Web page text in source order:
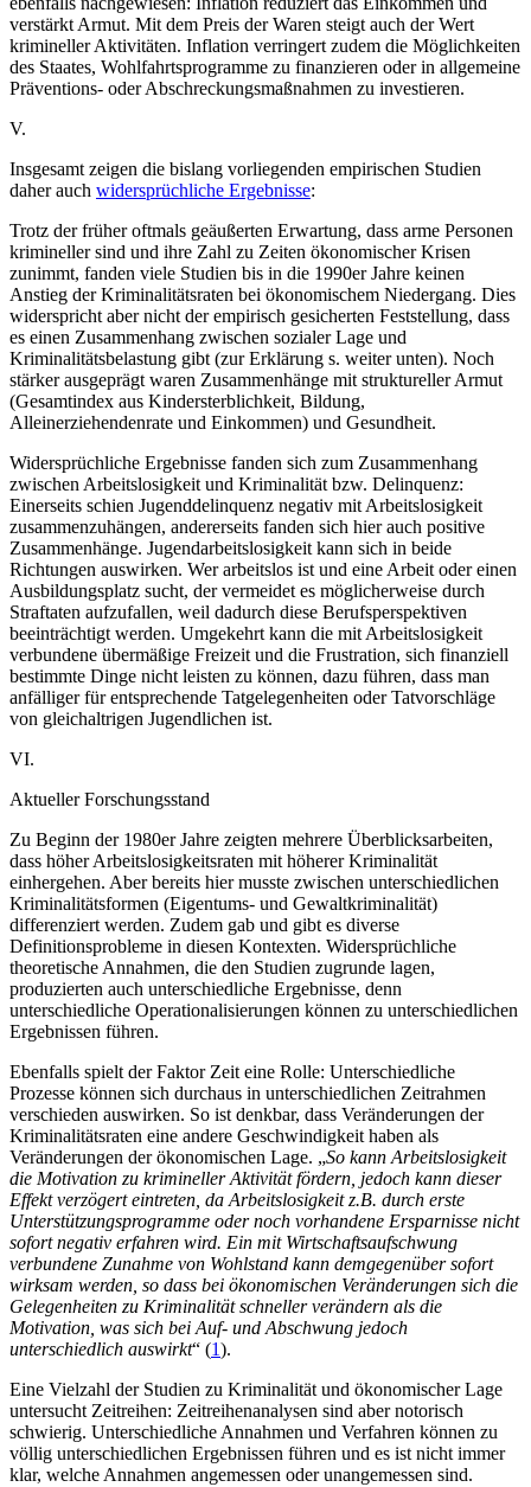
verstärkt Armut. Mit dem Preis der Waren steigt auch der Wert
krimineller Aktivitäten. Inflation verringert zudem die Möglichkeiten
des Staates, Wohlfahrtsprogramme zu finanzieren oder in allgemeine
Präventions- oder Abschreckungsmaßnahmen zu investieren.
V.
Insgesamt zeigen die bislang vorliegenden empirischen Studien
daher auch widersprüchliche Ergebnisse:
Trotz der früher oftmals geäußerten Erwartung, dass arme Personen
krimineller sind und ihre Zahl zu Zeiten ökonomischer Krisen
zunimmt, fanden viele Studien bis in die 1990er Jahre keinen
Anstieg der Kriminalitätsraten bei ökonomischem Niedergang. Dies
widerspricht aber nicht der empirisch gesicherten Feststellung, dass
es einen Zusammenhang zwischen sozialer Lage und
Kriminalitätsbelastung gibt (zur Erklärung s. weiter unten). Noch
stärker ausgeprägt waren Zusammenhänge mit struktureller Armut
(Gesamtindex aus Kindersterblichkeit, Bildung,
Alleinerziehendenrate und Einkommen) und Gesundheit.
Widersprüchliche Ergebnisse fanden sich zum Zusammenhang
zwischen Arbeitslosigkeit und Kriminalität bzw. Delinquenz:
Einerseits schien Jugenddelinquenz negativ mit Arbeitslosigkeit
zusammenzuhängen, andererseits fanden sich hier auch positive
Zusammenhänge. Jugendarbeitslosigkeit kann sich in beide
Richtungen auswirken. Wer arbeitslos ist und eine Arbeit oder einen
Ausbildungsplatz sucht, der vermeidet es möglicherweise durch
Straftaten aufzufallen, weil dadurch diese Berufsperspektiven
beeinträchtigt werden. Umgekehrt kann die mit Arbeitslosigkeit
verbundene übermäßige Freizeit und die Frustration, sich finanziell
bestimmte Dinge nicht leisten zu können, dazu führen, dass man
anfälliger für entsprechende Tatgelegenheiten oder Tatvorschläge
von gleichaltrigen Jugendlichen ist.
VI.
Aktueller Forschungsstand
Zu Beginn der 1980er Jahre zeigten mehrere Überblicksarbeiten,
dass höher Arbeitslosigkeitsraten mit höherer Kriminalität
einhergehen. Aber bereits hier musste zwischen unterschiedlichen
Kriminalitätsformen (Eigentums- und Gewaltkriminalität)
differenziert werden. Zudem gab und gibt es diverse
Definitionsprobleme in diesen Kontexten. Widersprüchliche
theoretische Annahmen, die den Studien zugrunde lagen,
produzierten auch unterschiedliche Ergebnisse, denn
unterschiedliche Operationalisierungen können zu unterschiedlichen
Ergebnissen führen.
Ebenfalls spielt der Faktor Zeit eine Rolle: Unterschiedliche
Prozesse können sich durchaus in unterschiedlichen Zeitrahmen
verschieden auswirken. So ist denkbar, dass Veränderungen der
Kriminalitätsraten eine andere Geschwindigkeit haben als
Veränderungen der ökonomischen Lage. „So kann Arbeitslosigkeit
die Motivation zu krimineller Aktivität fördern, jedoch kann dieser
Effekt verzögert eintreten, da Arbeitslosigkeit z.B. durch erste
Unterstützungsprogramme oder noch vorhandene Ersparnisse nicht
sofort negativ erfahren wird. Ein mit Wirtschaftsaufschwung
verbundene Zunahme von Wohlstand kann demgegenüber sofort
wirksam werden, so dass bei ökonomischen Veränderungen sich die
Gelegenheiten zu Kriminalität schneller verändern als die
Motivation, was sich bei Auf- und Abschwung jedoch
unterschiedlich auswirkt“ (1).
Eine Vielzahl der Studien zu Kriminalität und ökonomischer Lage
untersucht Zeitreihen: Zeitreihenanalysen sind aber notorisch
schwierig. Unterschiedliche Annahmen und Verfahren können zu
völlig unterschiedlichen Ergebnissen führen und es ist nicht immer
klar, welche Annahmen angemessen oder unangemessen sind.